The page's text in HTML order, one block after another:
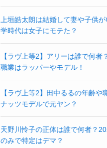
上垣皓太朗は結婚して妻や子供
学時代は女子にモテた？
【ラヴ上等2】アリーは誰で何者
職業はラッパーやモデル！
【ラヴ上等2】田中るるの年齢や
ナッツモデルで元ヤン？
天野川怜子の正体は誰で何者？
のみで特定はデマ？